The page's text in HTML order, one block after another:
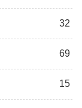
32
69
15